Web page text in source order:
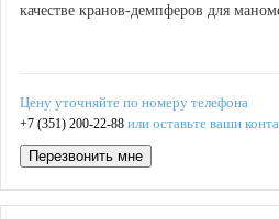
качестве кранов-демпферов для
Цену уточняйте по номеру телефона
+7 (351) 200-22-88 или оставьте ваши
Перезвонить мне